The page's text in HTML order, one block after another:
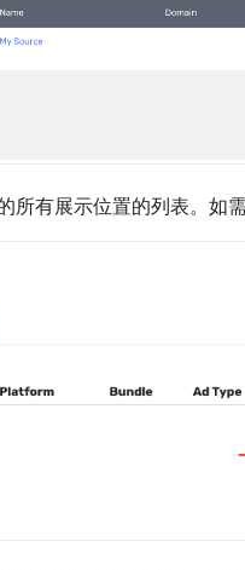
所有展示位置的列表。如